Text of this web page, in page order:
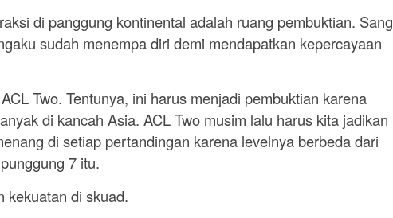
di panggung kontinental adalah ruang pembuktian. Sang
sudah menempa diri demi mendapatkan kepercayaan
Two. Tentunya, ini harus menjadi pembuktian karena
di kancah Asia. ACL Two musim lalu harus kita jadikan
di setiap pertandingan karena levelnya berbeda dari
7 itu.
kekuatan di skuad.